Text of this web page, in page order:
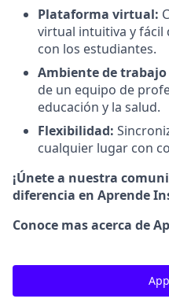
Plataforma virtual:
virtual intuitiva y fácil
con los estudiantes.
Ambiente de
de un equipo de
educación y la salud.
Flexibilidad:
cualquier lugar con
¡Únete a nuestra
diferencia en Aprende
Conoce mas acerca de